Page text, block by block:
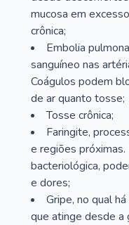
mucosa em
crônica;
Embolia
sanguíneo nas
Coágulos podem
de ar quanto tosse;
Tosse crônica;
Faringite,
e regiões
bacteriológica,
e dores;
Gripe, no qual
que atinge desde